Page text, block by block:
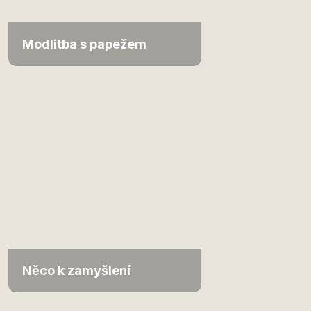
Modlitba s papežem
Něco k zamyšlení